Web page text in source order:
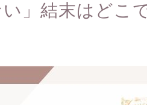
い」結末はどこ